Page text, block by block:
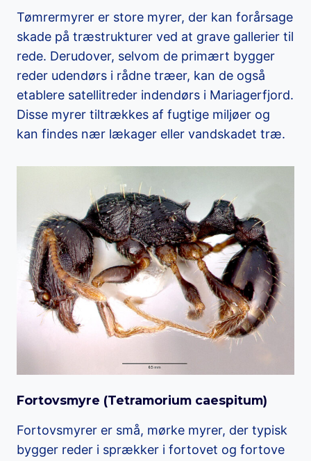
Tømrermyrer er store myrer, der kan forårsage
skade på træstrukturer ved at grave gallerier til
rede. Derudover, selvom de primært bygger
reder udendørs i rådne træer, kan de også
etablere satellitreder indendørs i Mariagerfjord.
Disse myrer tiltrækkes af fugtige miljøer og
kan findes nær lækager eller vandskadet træ.
Fortovsmyre (Tetramorium caespitum)
Fortovsmyrer er små, mørke myrer, der typisk
bygger reder i sprækker i fortovet og fortove